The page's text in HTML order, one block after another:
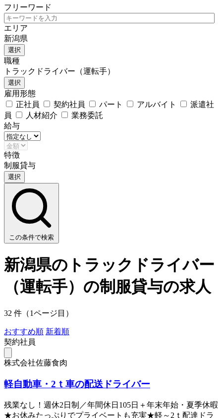
フリーワード
エリア
新潟県
選択
職種
トラックドライバー（運転手）
選択
雇用形態
正社員
契約社員 パート アルバイト
派遣社
員
人材紹介
業務委託
給与
特徴
制服貸与
選択
この条件で検索
新潟県のトラックドライバー
（運転手）の制服貸与の求人
32 件（1ページ目）
おすすめ順 新着順
契約社員
株式会社佐藤食肉
軽自動車・2ｔ車の配送ドライバー
残業なし！週休2日制／年間休日105日＋年末年始・夏季休暇
★お休みたっぷりでプライベートも充実★軽～2ｔ配達ドラ